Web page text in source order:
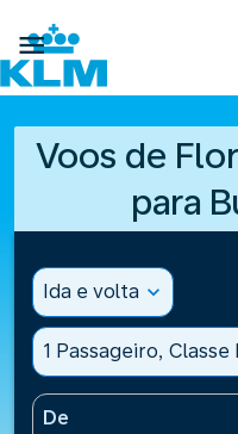

Voos de
para
Ida e volta expand_more
1 Passageiro, Classe
De